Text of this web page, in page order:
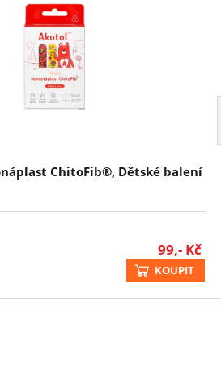
ChitoFib®, Dětské balení
99,- Kč
KOUPIT